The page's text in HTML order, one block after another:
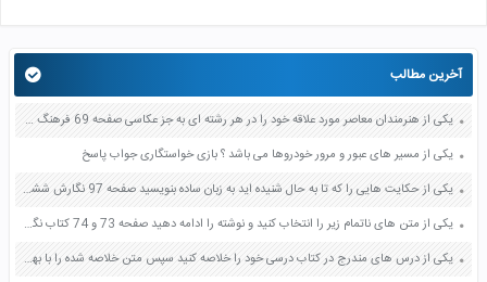
آخرین مطالب
یکی از هنرمندان معاصر مورد علاقه خود را در هر رشته ای به جز عکاسی صفحه 69 فرهنگ و هنر نهم
یکی از مسیر های عبور و مرور خودروها می باشد ؟ بازی خواستگاری جواب پاسخ
یکی از حکایت هایی را که تا به حال شنیده اید به زبان ساده بنویسید صفحه 97 نگارش ششم دبستان
یکی از متن های ناتمام زیر را انتخاب کنید و نوشته را ادامه دهید صفحه 73 و 74 کتاب نگارش فارسی پنجم دبستان
یکی از درس های مندرج در کتاب درسی خود را خلاصه کنید سپس متن خلاصه شده را با بهره گیری از روش های دسته بندی نمودار جدول نقشه مفهومی نشان دهید صفحه 118 نگارش یازدهم